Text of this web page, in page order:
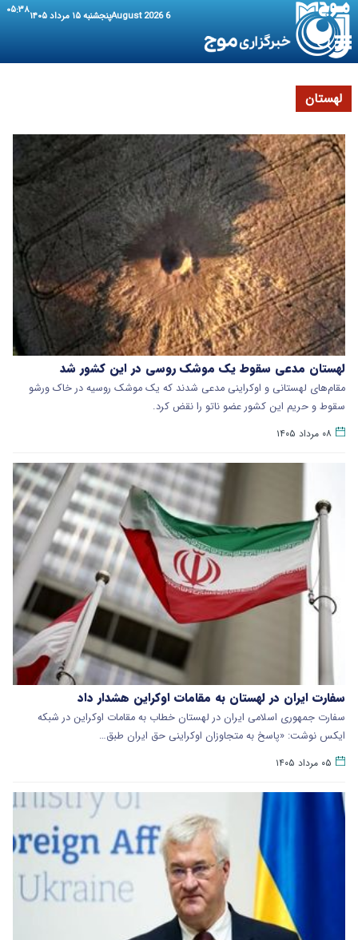
6 August 2026 پنجشنبه ۱۵ مرداد ۱۴۰۵ ۰۵:۳۸
لهستان
لهستان مدعی سقوط یک موشک روسی در این کشور شد
مقام‌های لهستانی و اوکراینی مدعی شدند که یک موشک روسیه در خاک ورشو
سقوط و حریم این کشور عضو ناتو را نقض کرد.
۰۸ مرداد ۱۴۰۵
سفارت ایران در لهستان به مقامات اوکراین هشدار داد
سفارت جمهوری اسلامی ایران در لهستان خطاب به مقامات اوکراین در شبکه
ایکس نوشت: «پاسخ به متجاوزان اوکراینی حق ایران طبق…
۰۵ مرداد ۱۴۰۵